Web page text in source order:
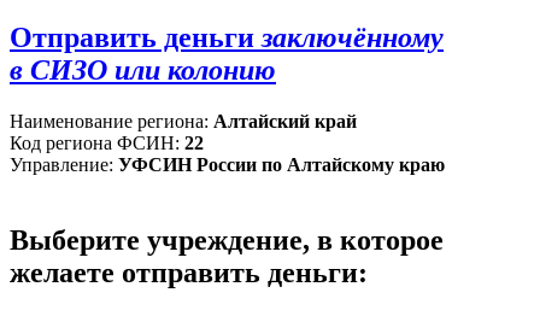
Отправить деньги заключённому
в СИЗО или колонию
Наименование региона: Алтайский край
Код региона ФСИН: 22
Управление: УФСИН России по Алтайскому краю
Выберите учреждение, в которое
желаете отправить деньги: